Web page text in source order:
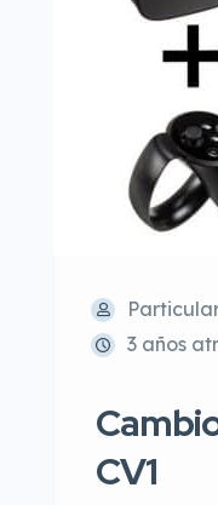
3 años
CV1